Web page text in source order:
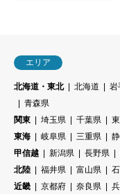
エリア
北海道・東北 北海道 岩
青森県
関東
埼玉県 千葉県
東海
岐阜県 三重県
甲信越
新潟県 長野県
北陸
福井県 富山県
近畿
京都府 奈良県